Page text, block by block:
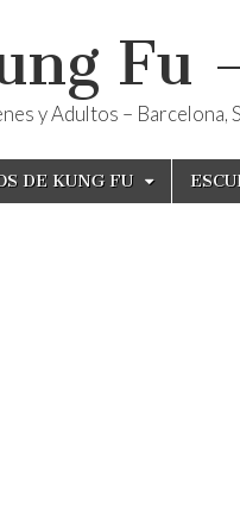
Fu
y Adultos – Barcelona,
DE KUNG FU